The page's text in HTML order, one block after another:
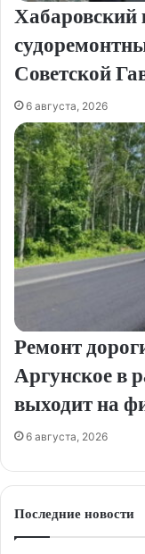
Хабаровский
Советской
6 августа, 2026
Ремонт
Аргунское в
выходит на
6 августа, 2026
Последние новости